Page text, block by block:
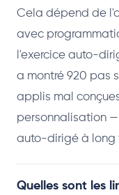
Cela dépend de
avec
l'exercice auto-
a montré 920 pas
applis mal
personnalisation
auto-dirigé à long
Quelles sont les